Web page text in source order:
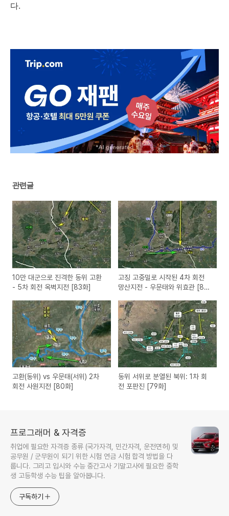
다.
관련글
10만 대군으로 진격한 동위 고환
- 5차 회전 옥벽지전 [83화]
고징 고중밀로 시작된 4차 회전
망산지전 - 우문태와 위효관 [82
고환(동위) vs 우문태(서위) 2차
회전 사원지전 [80화]
동위 서위로 분열된 북위: 1차 회
전 포판진 [79화]
프로그래머 & 자격증
취업에 필요한 자격증 종류 (국가자격, 민간자격, 운전면허) 및
공무원 / 군무원이 되기 위한 시험 연금 시험 합격 방법을 다
룹니다. 그리고 입시와 수능 중간고사 기말고사에 필요한 중학
생 고등학생 수능 팁을 알아봅니다.
구독하기